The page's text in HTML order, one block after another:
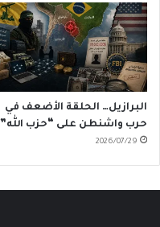
البرازيل… الحلقة الأضعف في
حرب واشنطن على “حزب الله”
2026/07/29